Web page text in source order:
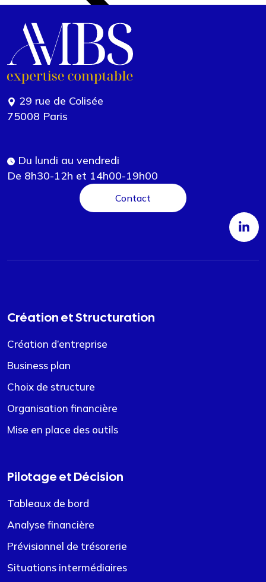
29 rue de Colisée
75008 Paris
Du lundi au vendredi
De 8h30-12h et 14h00-19h00
Contact
Création et Structuration
Création d’entreprise
Business plan
Choix de structure
Organisation financière
Mise en place des outils
Pilotage et Décision
Tableaux de bord
Analyse financière
Prévisionnel de trésorerie
Situations intermédiaires